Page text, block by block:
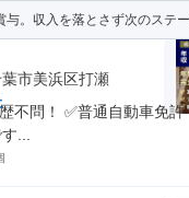
。収入を落とさず次のステ
市美浜区打瀬
不問！ ✅普通自動車免許
...